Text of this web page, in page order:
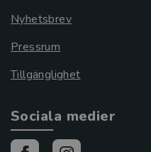
Nyhetsbrev
Pressrum
Tillgänglighet
Sociala medier